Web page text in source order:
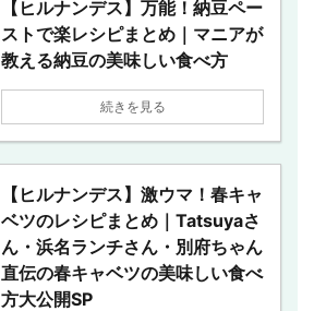
【ヒルナンデス】万能！納豆ペー
ストで楽レシピまとめ｜マニアが
教える納豆の美味しい食べ方
続きを見る
【ヒルナンデス】激ウマ！春キャ
ベツのレシピまとめ｜Tatsuyaさ
ん・浜名ランチさん・別府ちゃん
直伝の春キャベツの美味しい食べ
方大公開SP